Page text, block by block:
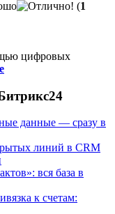
(1
цифровых
данные — сразу в
линий в CRM
вся база в
к счетам: